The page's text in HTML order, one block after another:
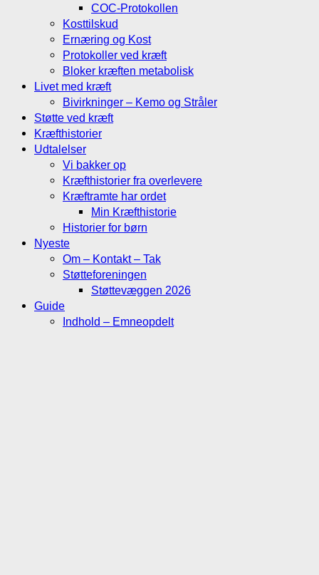
COC-Protokollen
Kosttilskud
Ernæring og Kost
Protokoller ved kræft
Bloker kræften metabolisk
Livet med kræft
Bivirkninger – Kemo og Stråler
Støtte ved kræft
Kræfthistorier
Udtalelser
Vi bakker op
Kræfthistorier fra overlevere
Kræftramte har ordet
Min Kræfthistorie
Historier for børn
Nyeste
Om – Kontakt – Tak
Støtteforeningen
Støttevæggen 2026
Guide
Indhold – Emneopdelt